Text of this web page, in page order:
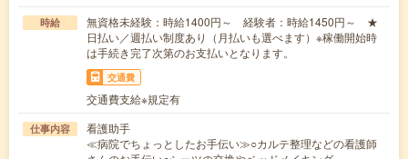
時給
無資格未経験：時給1400円～ 経験者：時給1450円～ ★
日払い／週払い制度あり（月払いも選べます）※稼働開始時
は手続き完了次第のお支払いとなります。
交通費
交通費支給※規定有
仕事内容
看護助手
≪病院でちょっとしたお手伝い≫○カルテ整理などの看護師